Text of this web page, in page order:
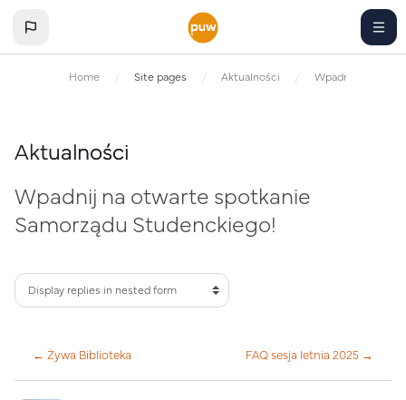
Home Site pages Aktualności Wpadnij na
Aktualności
Wpadnij na otwarte spotkanie
Samorządu Studenckiego!
← Żywa Biblioteka FAQ sesja letnia 2025 →